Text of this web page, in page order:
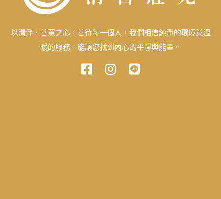
以清淨、 善意之心，善待每一個人，我們相信純淨的環境與溫
暖的服務，能讓您找到內心的平靜與能量。